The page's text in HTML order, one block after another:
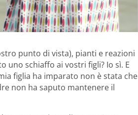
punto di vista), pianti e reazioni
uno schiaffo ai vostri figli? Io sì. E
figlia ha imparato non è stata che
non ha saputo mantenere il